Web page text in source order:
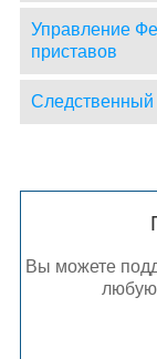
Управление
приставов
Следственный
Вы можете